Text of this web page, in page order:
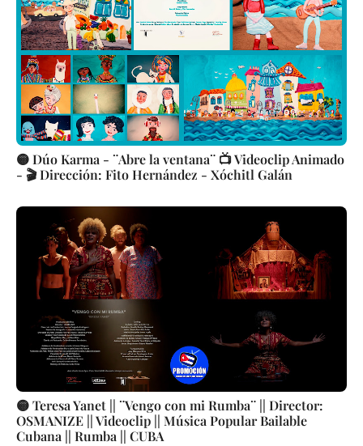
🟡 Dúo Karma - ¨Abre la ventana¨ 📺 Videoclip Animado
- 🎬 Dirección: Fito Hernández - Xóchitl Galán
🟡 Teresa Yanet || ¨Vengo con mi Rumba¨ || Director:
OSMANIZE || Videoclip || Música Popular Bailable
Cubana || Rumba || CUBA